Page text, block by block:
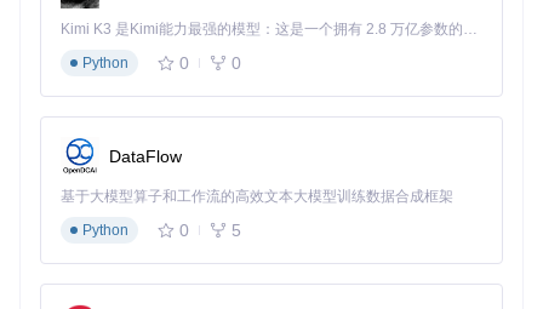
对比选型表：
存储服务A
PI
AWS S3
球分发
Google Clo
ud Storage
与GCP服务集
成好
在中国访
基于GCP的
七牛云Kod
o
国内访问速度
快、价格优惠
国际覆盖
有限
面向国内用
户的应用
Kimi K3 是Kimi能力最强的模型：这是一个拥有 2.8 万亿参数的混合专家（MoE）模型，具备原生视觉理解能力，并支持 100 万 token 的上下文窗口。
Python
0 0
DataFlow
基于大模型算子和工作流的高效文本大模型训练数据合成框架
Python
0 5